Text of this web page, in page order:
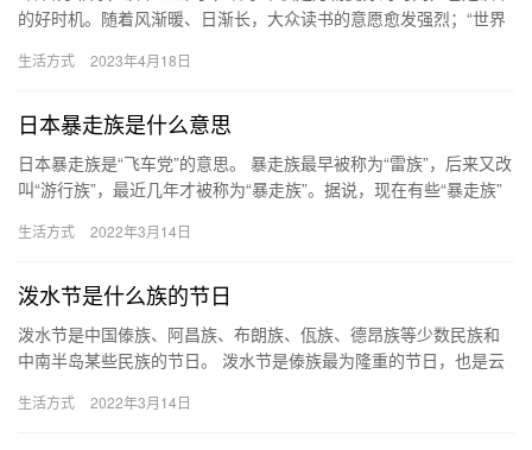
的好时机。随着风渐暖、日渐长，大众读书的意愿愈发强烈；“世界
生活方式 2023年4月18日
日本暴走族是什么意思
日本暴走族是“飞车党”的意思。 暴走族最早被称为“雷族”，后来又改
叫“游行族”，最近几年才被称为“暴走族”。据说，现在有些“暴走族”
生活方式 2022年3月14日
泼水节是什么族的节日
泼水节是中国傣族、阿昌族、布朗族、佤族、德昂族等少数民族和
中南半岛某些民族的节日。 泼水节是傣族最为隆重的节日，也是云
期间…
生活方式 2022年3月14日